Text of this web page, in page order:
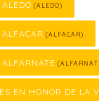
(ALEDO)
(ALFACAR)
EN HONOR DE LA